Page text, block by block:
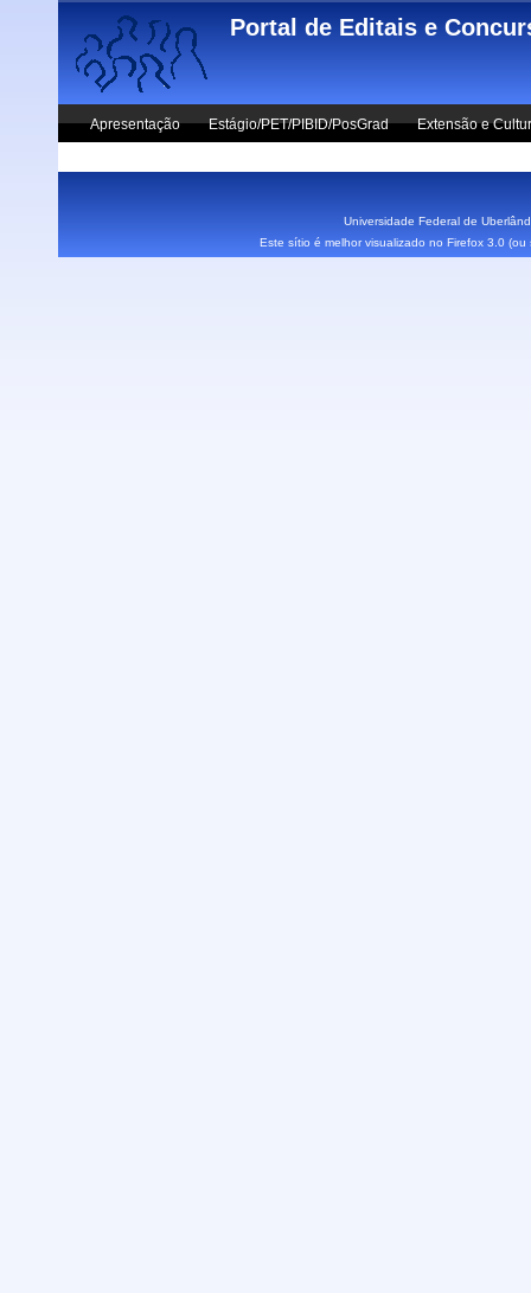
Skip to main content
Portal de Editais e
Apresentação Estágio/PET/PIBID/PosGrad Extensão e
Universidade Federal de
Este sítio é melhor visualizado no Firefox 3.0